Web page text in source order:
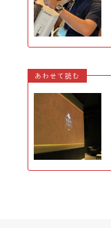
あわせて読む